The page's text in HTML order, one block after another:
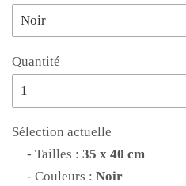
Quantité
Sélection actuelle
- Tailles : 35 x 40 cm
- Couleurs : Noir